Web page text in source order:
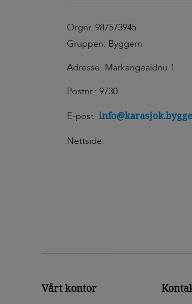
Orgnr. 987573945
Gruppen: Byggern
Adresse: Markangeaidnu 1
Postnr.: 9730
E-post:
Nettside:
Vårt kontor